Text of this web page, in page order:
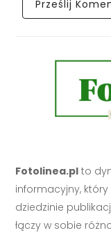
Fotolinea.pl to
informacyjny,
dziedzinie
łączy w sobie